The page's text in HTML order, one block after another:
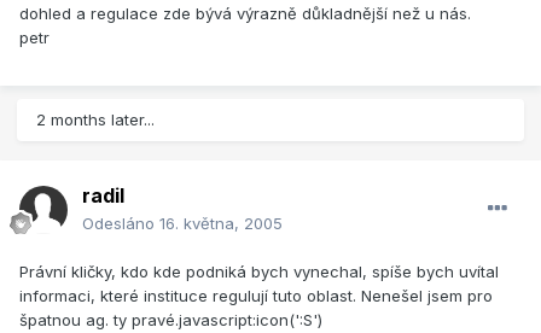
dohled a regulace zde bývá výrazně důkladnější než u nás.
petr
2 months later...
radil
Odesláno 16. května, 2005
Právní kličky, kdo kde podniká bych vynechal, spíše bych uvítal
informaci, které instituce regulují tuto oblast. Nenešel jsem pro
špatnou ag. ty pravé.javascript:icon(':S')